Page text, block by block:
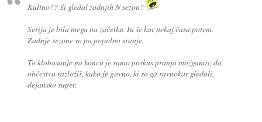
Kultno?? Si gledal zadnjih N sezon?
Serija je bila mega na začetku. In še kar nekaj časa potem.
Zadnje sezone so pa popolno sranje.
To klobasanje na koncu je samo poskus pranja možganov, da
občestvu razložiš, kako je govno, ki so ga ravnokar gledali,
dejansko super.